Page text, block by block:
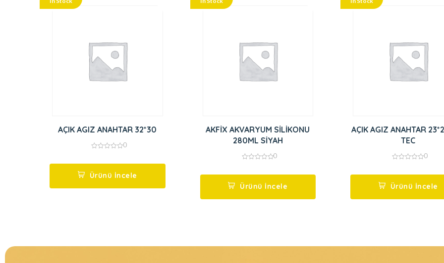
AÇIK AGIZ ANAHTAR 32*30
5
0
Ürünü İncele
AKFİX AKVARYUM SİLİKONU
280ML SİYAH
5
0
Ürünü İncele
AÇIK AGIZ ANAHTAR
TEC
5
0
Ürünü İncele